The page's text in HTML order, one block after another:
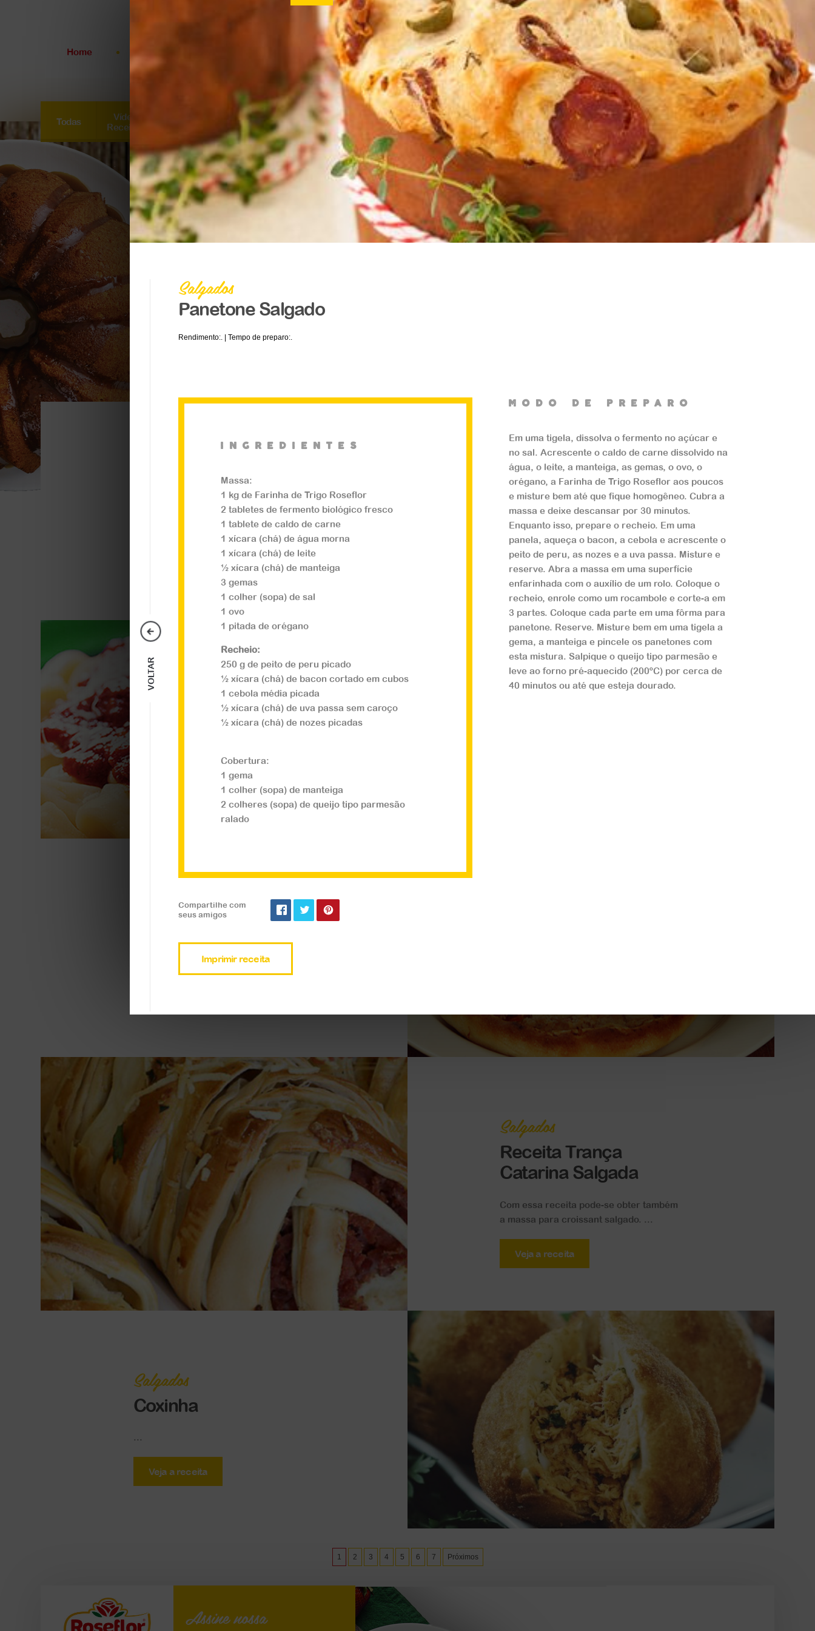
Home
Linha
Panificação
Linha
Industrial
Receitas Fale Conosco
SalgadOs
Todas
Vídeo
Receitas
Doces Coberturas Massas Biscoitos Bolos Pães Tortas Salgados Integral Dicas
Nozinho de Alho
Salgados
Salgados
Salgados
Receita Trança
Catarina Salgada
Com essa receita pode-se obter também
a massa para croissant salgado. ...
Veja a receita
Salgados
Coxinha
...
Veja a receita
1 2 3 4 5 6 7 Próximos
VOLTAR
Salgados
Panetone Salgado
Rendimento:. | Tempo de preparo:.
ingredientes
Massa:
1 kg de Farinha de Trigo Roseflor
2 tabletes de fermento biológico fresco
1 tablete de caldo de carne
1 xícara (chá) de água morna
1 xícara (chá) de leite
½ xícara (chá) de manteiga
3 gemas
1 colher (sopa) de sal
1 ovo
1 pitada de orégano
Recheio:
250 g de peito de peru picado
½ xícara (chá) de bacon cortado em cubos
1 cebola média picada
½ xícara (chá) de uva passa sem caroço
½ xícara (chá) de nozes picadas
Cobertura:
1 gema
1 colher (sopa) de manteiga
2 colheres (sopa) de queijo tipo parmesão
ralado
Compartilhe com
seus amigos
Imprimir receita
mOdO de preparO
Em uma tigela, dissolva o fermento no açúcar e
no sal. Acrescente o caldo de carne dissolvido na
água, o leite, a manteiga, as gemas, o ovo, o
orégano, a Farinha de Trigo Roseflor aos poucos
e misture bem até que fique homogêneo. Cubra a
massa e deixe descansar por 30 minutos.
Enquanto isso, prepare o recheio. Em uma
panela, aqueça o bacon, a cebola e acrescente o
peito de peru, as nozes e a uva passa. Misture e
reserve. Abra a massa em uma superfície
enfarinhada com o auxílio de um rolo. Coloque o
recheio, enrole como um rocambole e corte-a em
3 partes. Coloque cada parte em uma fôrma para
panetone. Reserve. Misture bem em uma tigela a
gema, a manteiga e pincele os panetones com
esta mistura. Salpique o queijo tipo parmesão e
leve ao forno pré-aquecido (200ºC) por cerca de
40 minutos ou até que esteja dourado.
Assine nossa